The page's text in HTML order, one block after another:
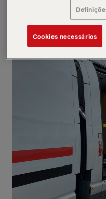
ferroviárias diárias.
Cookies necessários